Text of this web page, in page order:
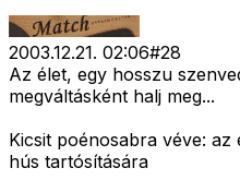
2003.12.21. 02:06#28
Az élet, egy hosszu
megváltásként halj meg...
Kicsit poénosabra véve:
hús tartósítására